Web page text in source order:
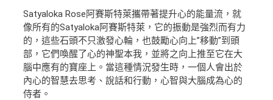
Satyaloka Rose阿賽斯特萊攜帶著提升心的能量流，就
像所有的Satyaloka阿賽斯特萊，它的振動是強烈而有力
的，這些石頭不只激發心輪，也鼓勵心向上”移動”到頭
部，它們喚醒了心的神聖本我，並將之向上推至它在大
腦中應有的寶座上。當這種情況發生時，一個人會出於
內心的智慧去思考、說話和行動，心智與大腦成為心的
侍者。